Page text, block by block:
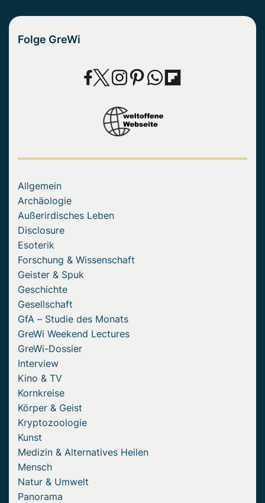
Folge GreWi
Allgemein
Archäologie
Außerirdisches Leben
Disclosure
Esoterik
Forschung & Wissenschaft
Geister & Spuk
Geschichte
Gesellschaft
GfA – Studie des Monats
GreWi Weekend Lectures
GreWi-Dossier
Interview
Kino & TV
Kornkreise
Körper & Geist
Kryptozoologie
Kunst
Medizin & Alternatives Heilen
Mensch
Natur & Umwelt
Panorama